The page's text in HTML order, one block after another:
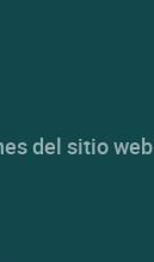
del sitio web